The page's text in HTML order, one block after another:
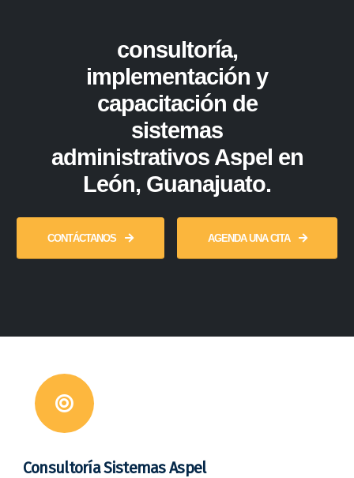
consultoría,
implementación y
capacitación de
sistemas
administrativos Aspel en
León, Guanajuato.
CONTÁCTANOS AGENDA UNA CITA
Consultoría Sistemas Aspel